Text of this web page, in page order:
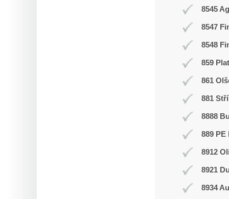
8545
8547
8548
859
861
881
8888
889 PE
8912
8921
8934